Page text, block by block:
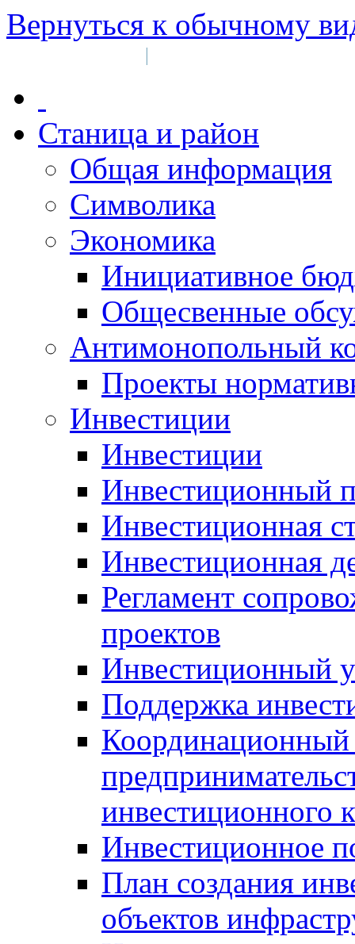
Вернуться к обычному
|
Станица и район
Общая информация
Символика
Экономика
Инициативное
Общесвенные
Антимонопольный
Проекты
Инвестиции
Инвестиции
Инвестиционный
Инвестиционная
Инвестиционная
Регламент
проектов
Инвестиционный
Поддержка
Координационный
инвестиционного
Инвестиционное
План создания
объектов